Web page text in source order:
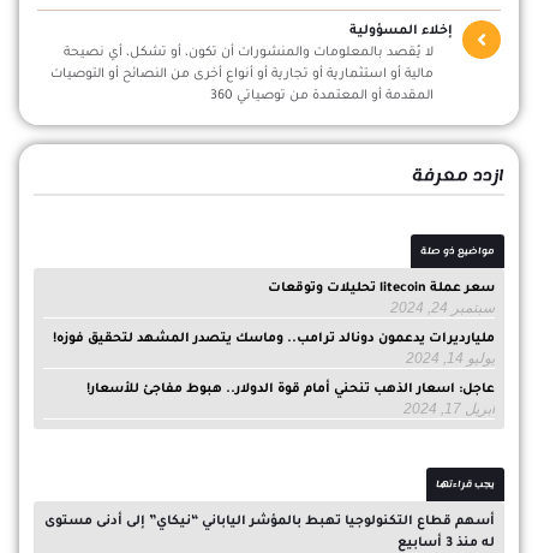
إخلاء المسؤولية
لا يُقصد بالمعلومات والمنشورات أن تكون، أو تشكل، أي نصيحة
مالية أو استثمارية أو تجارية أو أنواع أخرى من النصائح أو التوصيات
المقدمة أو المعتمدة من توصياتي 360
ازدد معرفة
مواضيع ذو صلة
سعر عملة litecoin تحليلات وتوقعات
سبتمبر 24, 2024
مليارديرات يدعمون دونالد ترامب.. وماسك يتصدر المشهد لتحقيق فوزه!
يوليو 14, 2024
عاجل: اسعار الذهب تنحني أمام قوة الدولار.. هبوط مفاجئ للأسعار!
أبريل 17, 2024
يجب قراءتها
أسهم قطاع التكنولوجيا تهبط بالمؤشر الياباني “نيكاي” إلى أدنى مستوى
له منذ 3 أسابيع